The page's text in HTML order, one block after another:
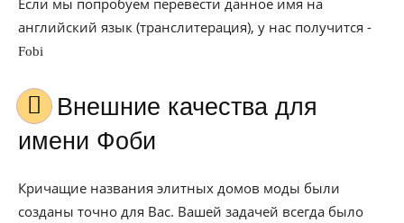
Если мы попробуем перевести данное имя на
английский язык (транслитерация), у нас получится -
Fobi
Внешние качества для
имени Фоби
Кричащие названия элитных домов моды были
созданы точно для Вас. Вашей задачей всегда было